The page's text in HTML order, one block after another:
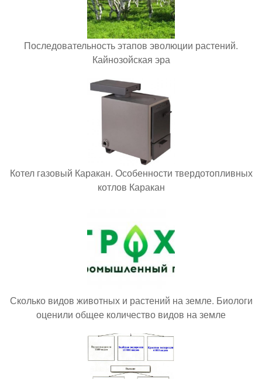
Последовательность этапов эволюции растений.
Кайнозойская эра
Котел газовый Каракан. Особенности твердотопливных
котлов Каракан
Сколько видов животных и растений на земле. Биологи
оценили общее количество видов на земле